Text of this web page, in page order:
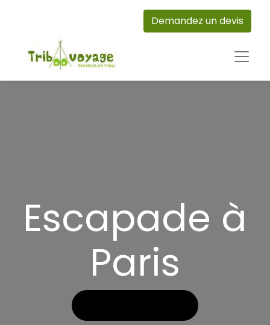
Demandez un devis
Escapade à
Paris